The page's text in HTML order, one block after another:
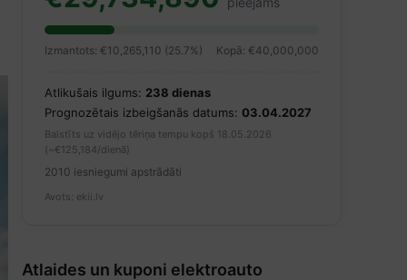
Izmantots: €10,265,110 (25.7%) Kopā: €40,000,000
Atlikušais ilgums: 238 dienas
Prognozētais izbeigšanās datums: 03.04.2027
Balstīts uz vidējo tēriņa tempu kopš 18.05.2026
(~€125,184/dienā)
2010 iesniegumi apstrādāti
Avots: ekii.lv
Atlaides un kuponi elektroauto